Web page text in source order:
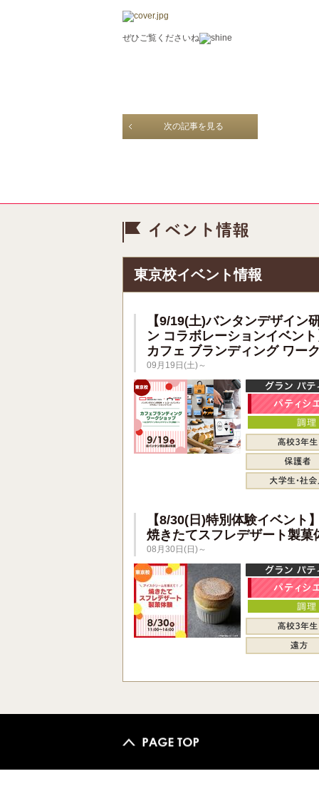
ぜひご覧くださいね
次の記事を見る
東京校イベント情報
【9/19(土)バンタンデザイン
ン コラボレーションイベン
カフェ ブランディング ワー
09月19日(土)～
【8/30(日)特別体験イベント
焼きたてスフレデザート製菓
08月30日(日)～